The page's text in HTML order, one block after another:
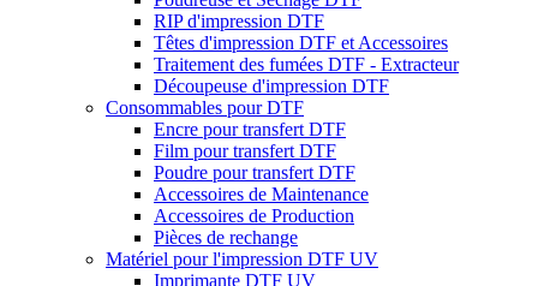
RIP d'impression DTF
Têtes d'impression DTF et Accessoires
Traitement des fumées DTF - Extracteur
Découpeuse d'impression DTF
Consommables pour DTF
Encre pour transfert DTF
Film pour transfert DTF
Poudre pour transfert DTF
Accessoires de Maintenance
Accessoires de Production
Pièces de rechange
Matériel pour l'impression DTF UV
Imprimante DTF UV